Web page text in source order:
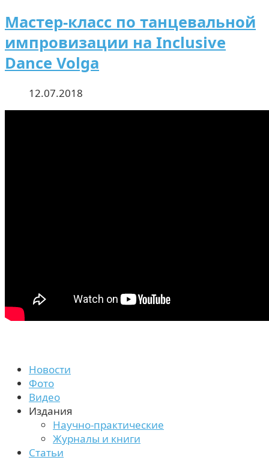
Мастер-класс по танцевальной
импровизации на Inclusive
Dance Volga
12.07.2018
Новости
Фото
Видео
Издания
Научно-практические
Журналы и книги
Статьи